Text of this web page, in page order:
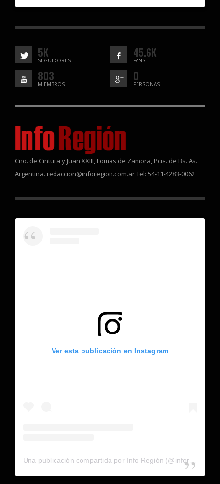
5K
SEGUIDORES
45.6K
FANS
803
MIEMBROS
0
PERSONAS
Cno. de Cintura y Juan XXIII, Lomas de Zamora, Pcia. de Bs. As.
Argentina. redaccion@inforegion.com.ar Tel: 54-11-4283-0062
Ver esta publicación en Instagram